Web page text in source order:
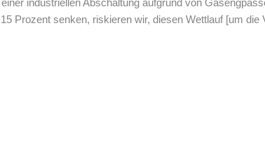
industriellen Abschaltung aufgrund von
Prozent senken, riskieren wir, diesen Wettlauf [um die